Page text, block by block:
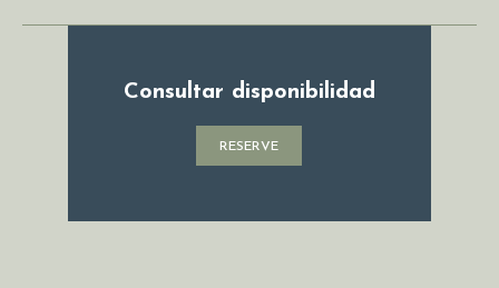
Consultar disponibilidad
RESERVE